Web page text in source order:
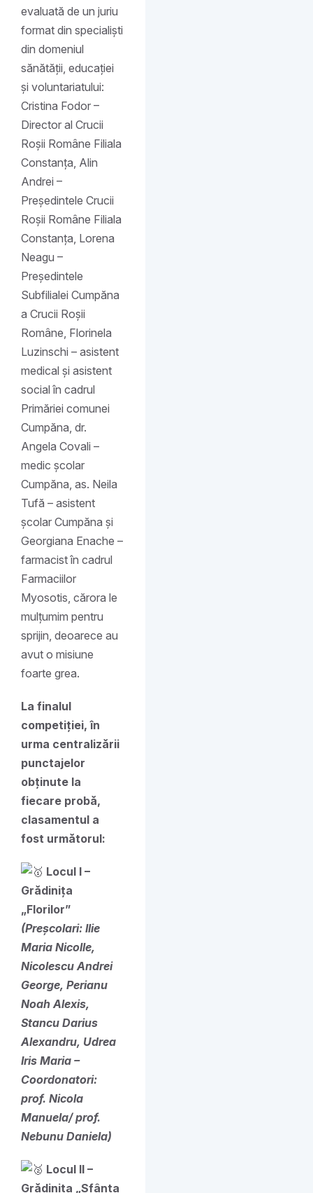
evaluată de un juriu
format din specialiști
din domeniul
sănătății, educației
și voluntariatului:
Cristina Fodor –
Director al Crucii
Roșii Române Filiala
Constanța, Alin
Andrei –
Președintele Crucii
Roșii Române Filiala
Constanța, Lorena
Neagu –
Președintele
Subfilialei Cumpăna
a Crucii Roșii
Române, Florinela
Luzinschi – asistent
medical și asistent
social în cadrul
Primăriei comunei
Cumpăna, dr.
Angela Covali –
medic școlar
Cumpăna, as. Neila
Tufă – asistent
școlar Cumpăna și
Georgiana Enache –
farmacist în cadrul
Farmaciilor
Myosotis, cărora le
mulțumim pentru
sprijin, deoarece au
avut o misiune
foarte grea.
La finalul
competiției, în
urma centralizării
punctajelor
obținute la
fiecare probă,
clasamentul a
fost următorul:
Locul I –
Grădinița
„Florilor”
(Preșcolari: Ilie
Maria Nicolle,
Nicolescu Andrei
George, Perianu
Noah Alexis,
Stancu Darius
Alexandru, Udrea
Iris Maria –
Coordonatori:
prof. Nicola
Manuela/ prof.
Nebunu Daniela)
Locul II –
Grădinița „Sfânta